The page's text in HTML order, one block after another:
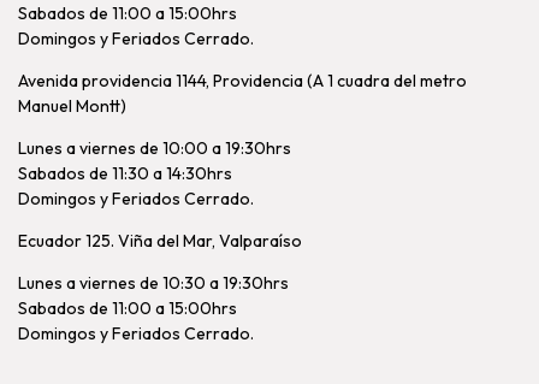
Sabados de 11:00 a 15:00hrs
Domingos y Feriados Cerrado.
Avenida providencia 1144, Providencia (A 1 cuadra del metro
Manuel Montt)
Lunes a viernes de 10:00 a 19:30hrs
Sabados de 11:30 a 14:30hrs
Domingos y Feriados Cerrado.
Ecuador 125. Viña del Mar, Valparaíso
Lunes a viernes de 10:30 a 19:30hrs
Sabados de 11:00 a 15:00hrs
Domingos y Feriados Cerrado.